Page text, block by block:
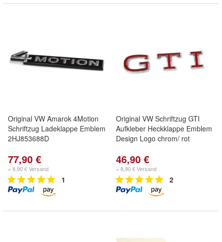
Original VW Amarok 4Motion
Schriftzug Ladeklappe Emblem
2HJ853688D
77,90 €
+ 8,90 € Versand
1
Original VW Schriftzug GTI
Aufkleber Heckklappe Emblem
Design Logo chrom/ rot
46,90 €
+ 8,90 € Versand
2